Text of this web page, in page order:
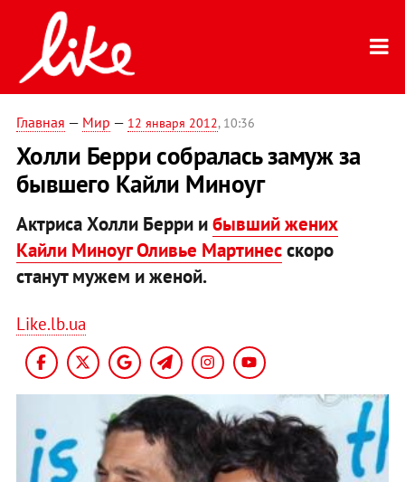
Главная — Мир — 12 января 2012, 10:36
Холли Берри собралась замуж за
бывшего Кайли Миноуг
Актриса Холли Берри ибывший жених
Кайли Миноуг Оливье Мартинесскоро
станут мужем и женой.
Like.lb.ua